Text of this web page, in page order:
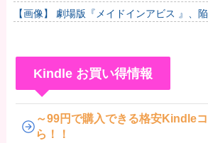
【画像】 劇場版『メイドインアビス 』、
Kindle お買い得情報
～99円で購入できる格安Kindle
ら！！